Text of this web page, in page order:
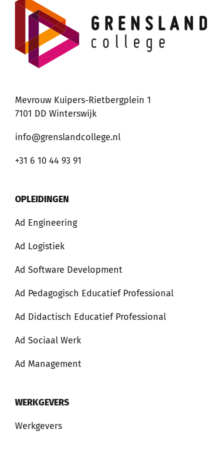
Mevrouw Kuipers-Rietbergplein 1
7101 DD Winterswijk
info@grenslandcollege.nl
+31 6 10 44 93 91
OPLEIDINGEN
Ad Engineering
Ad Logistiek
Ad Software Development
Ad Pedagogisch Educatief Professional
Ad Didactisch Educatief Professional
Ad Sociaal Werk
Ad Management
WERKGEVERS
Werkgevers